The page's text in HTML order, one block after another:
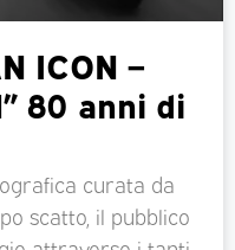
ICON –
80 anni di
curata da
scatto, il pubblico